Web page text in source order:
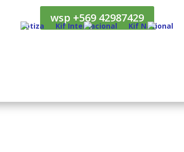
wsp +569 42987429
Cotiza Kif Internacional Kif Nacional